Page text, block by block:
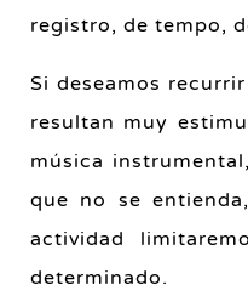
registro, de tempo,
Si deseamos
resultan muy
música
que no se
actividad
determinado.